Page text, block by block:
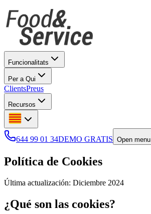
Funcionalitats
Per a Qui
ClientsPreus
Recursos
644 99 01 34DEMO GRATIS Open menu
Política de Cookies
Última actualización: Diciembre 2024
¿Qué son las cookies?